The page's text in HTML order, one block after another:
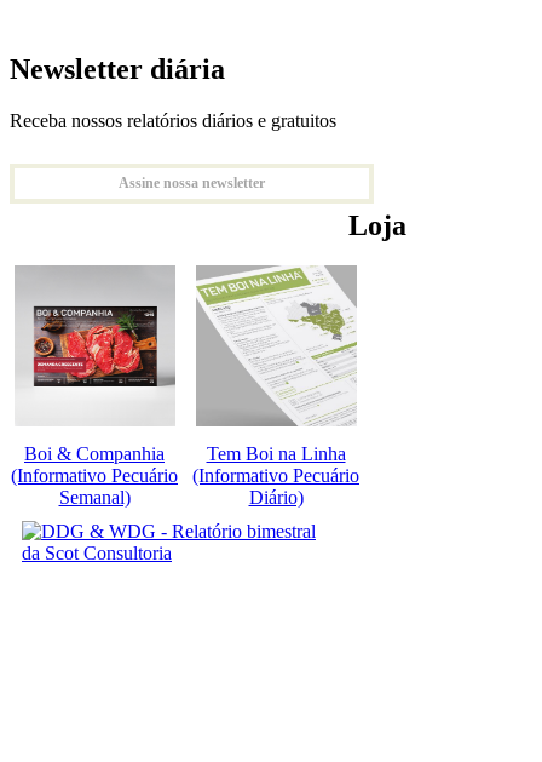
Newsletter diária
Receba nossos relatórios diários e gratuitos
Assine nossa newsletter
Loja
Boi & Companhia
(Informativo Pecuário
Semanal)
Tem Boi na Linha
(Informativo Pecuário
Diário)